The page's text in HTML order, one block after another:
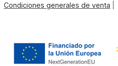
Condiciones generales de venta